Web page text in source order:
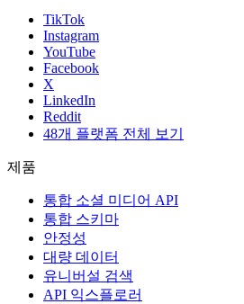
TikTok
Instagram
YouTube
Facebook
X
LinkedIn
Reddit
48개 플랫폼 전체 보기
제품
통합 소셜 미디어 API
통합 스키마
안정성
대량 데이터
유니버설 검색
API 익스플로러